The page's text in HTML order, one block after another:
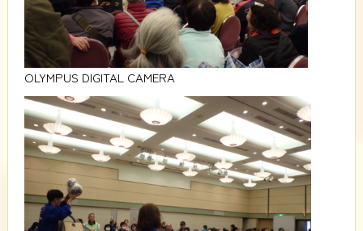
OLYMPUS DIGITAL CAMERA